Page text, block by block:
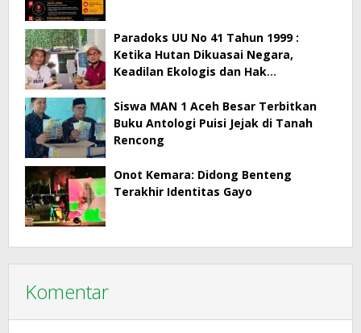
Paradoks UU No 41 Tahun 1999 :
Ketika Hutan Dikuasai Negara,
Keadilan Ekologis dan Hak
Siswa MAN 1 Aceh Besar Terbitkan
Buku Antologi Puisi Jejak di Tanah
Rencong
Onot Kemara: Didong Benteng
Terakhir Identitas Gayo
Komentar